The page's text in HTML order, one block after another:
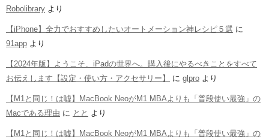
Robolibrary より
【iPhone】全力でおすすめしたいオートメーション神レシピ５選 に
91app より
【2024年版】ようこそ、iPadの世界へ。購入後にやるべきことをすべて
お伝えします【設定・使い方・アクセサリー】
に glpro より
【M1と同じ！は嘘】MacBook NeoがM1 MBAよりも「普段使い最強」の
Macである理由 に とと より
【M1と同じ！は嘘】MacBook NeoがM1 MBAよりも「普段使い最強」の